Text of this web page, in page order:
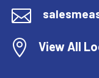

 View All